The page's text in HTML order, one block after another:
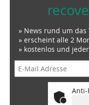
» News rund um das
» erscheint alle 2
» kostenlos und
Anti-